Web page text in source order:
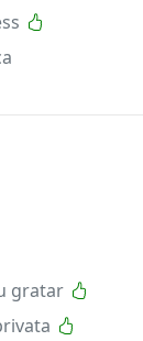
gratar